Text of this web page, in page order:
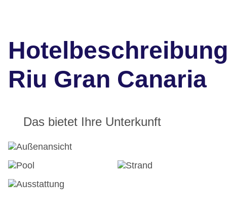
Riu Gran Canaria
Das bietet Ihre Unterkunft